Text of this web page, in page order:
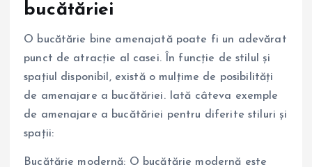
bucătăriei
O bucătărie bine amenajată poate fi un adevărat
punct de atracție al casei. În funcție de stilul și
spațiul disponibil, există o mulțime de posibilități
de amenajare a bucătăriei. Iată câteva exemple
de amenajare a bucătăriei pentru diferite stiluri și
spații:
Bucătărie modernă: O bucătărie modernă este